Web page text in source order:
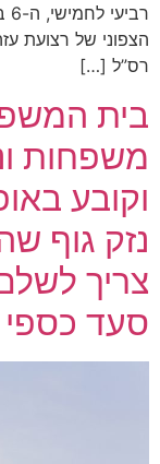
הצפוני של רצועת
רס”ל […]
בית
משפחות
וקובע
נזק גוף
צריך
סעד כספי